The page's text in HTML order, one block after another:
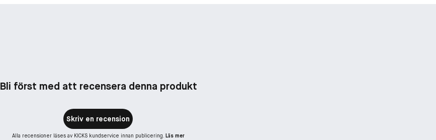
Bli först med att recensera denna produkt
Skriv en recension
Alla recensioner läses av KICKS kundservice innan publicering. Läs mer